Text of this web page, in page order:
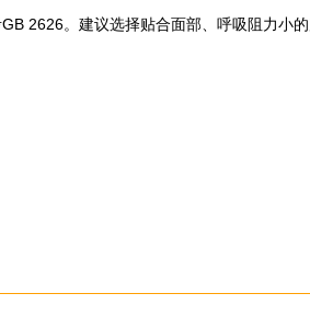
2626。建议选择贴合面部、呼吸阻力小